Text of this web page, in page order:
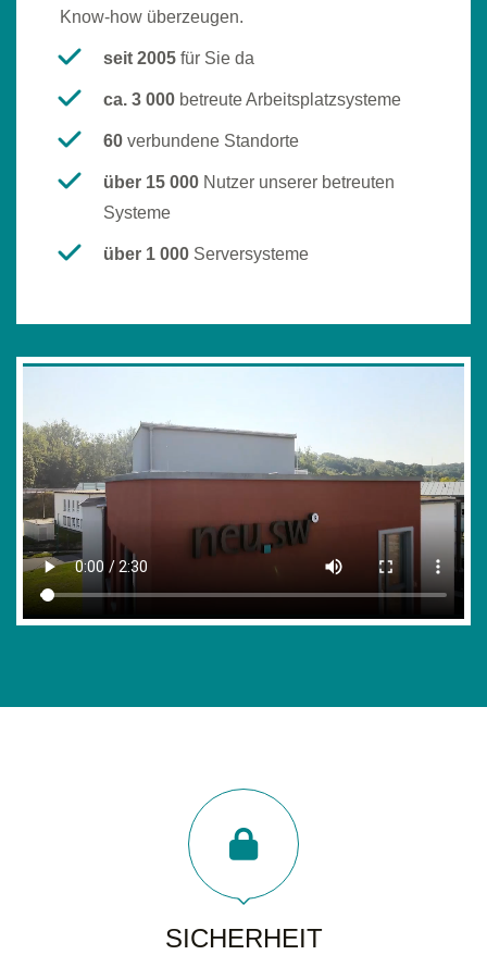
Know-how überzeugen.
seit 2005 für Sie da
ca. 3 000 betreute Arbeitsplatzsysteme
60 verbundene Standorte
über 15 000 Nutzer unserer betreuten
Systeme
über 1 000 Serversysteme
SICHERHEIT